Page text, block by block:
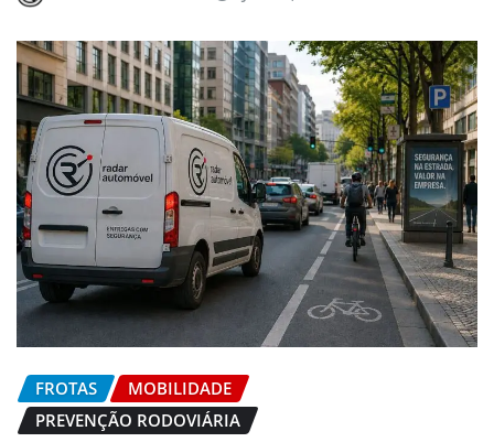
FROTAS
MOBILIDADE
PREVENÇÃO RODOVIÁRIA